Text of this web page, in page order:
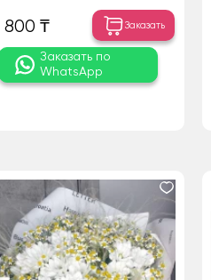
800 ₸ Заказать
Заказать по
WhatsApp